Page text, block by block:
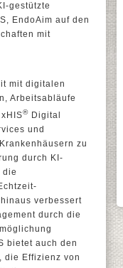
gestützte
EndoAim auf den
mit
mit digitalen
Arbeitsabläufe
® Digital
und
zu
durch KI-
die
verbessert
durch die
bietet auch den
die Effizienz von